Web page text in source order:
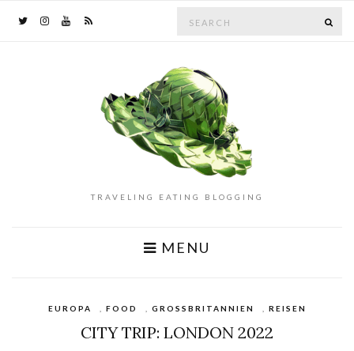
for:
TRAVELING EATING BLOGGING
MENU
EUROPA FOOD GROSSBRITANNIEN REISEN
CITY TRIP: LONDON 2022